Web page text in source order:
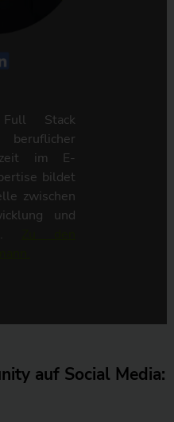
Stack
im E-
bildet
zwischen
und
auf Social Media: